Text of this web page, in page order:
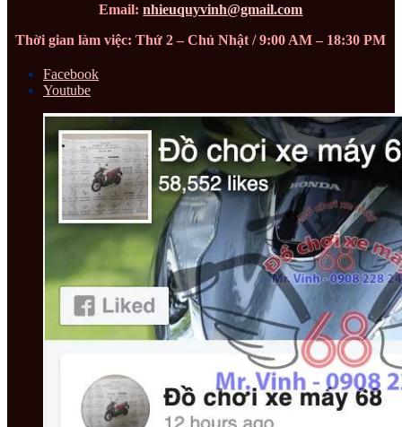
Email:nhieuquyvinh@gmail.com
Thời gian làm việc: Thứ 2 – Chủ Nhật / 9:00 AM – 18:30 PM
Facebook
Youtube